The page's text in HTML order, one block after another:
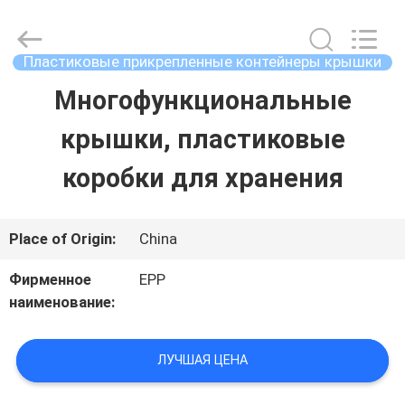
ДОМОЙ
ПРОДУКТЫ
О
КОМПАНИИ
ЭКСКУРСИЯ
ПО
Copyright
2017
Developed
Пластиковые прикрепленные контейнеры крышки
Многофункциональные
крышки, пластиковые
коробки для хранения
Place of Origin: China
Фирменное
наименование:
EPP
ЛУЧШАЯ ЦЕНА